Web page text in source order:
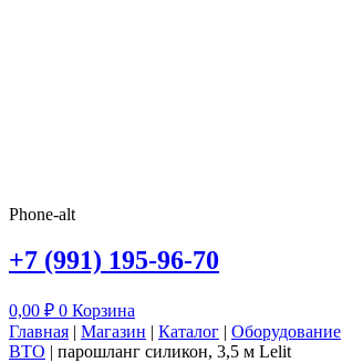
Phone-alt
+7 (991) 195-96-70
0,00 ₽ 0 Корзина
Главная | Магазин | Каталог | Оборудование
ВТО | парошланг силикон, 3,5 м Lelit